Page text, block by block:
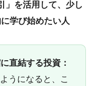
」を活用して、少し
学び始めたい人
直結する投資：
うになると、こ